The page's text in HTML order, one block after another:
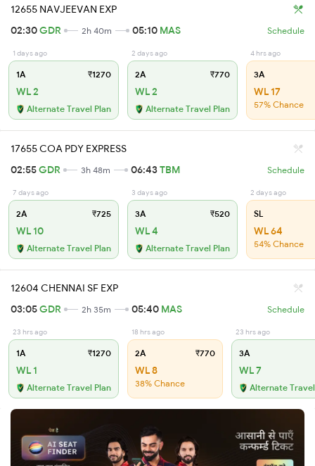
12655 NAVJEEVAN EXP
02:30GDR 2h 40m 05:10 MAS Schedule
1 days ago
1A ₹1270
WL 2
Alternate Travel Plan
2 days ago
2A ₹770
WL 2
Alternate Travel Plan
4 hrs ago
3A
WL 17
57% Chance
17655 COA PDY EXPRESS
02:55GDR 3h 48m 06:43TBM Schedule
7 days ago
2A ₹725
WL 10
Alternate Travel Plan
3 days ago
3A ₹520
WL 4
Alternate Travel Plan
2 days ago
SL
WL 64
54% Chance
12604 CHENNAI SF EXP
03:05GDR 2h 35m 05:40 MAS Schedule
23 hrs ago
1A ₹1270
WL 1
Alternate Travel Plan
18 hrs ago
2A ₹770
WL 8
38% Chance
23 hrs ago
3A
WL 7
Alternate